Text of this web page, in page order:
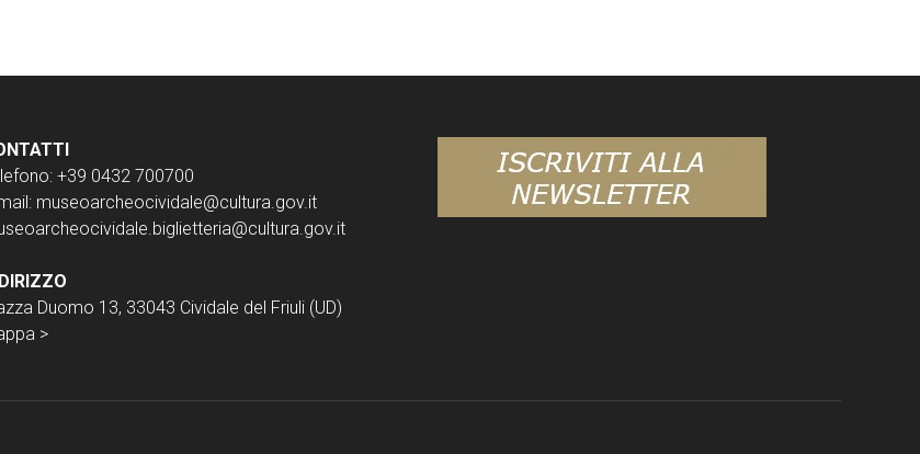
+39 0432 700700
museoarcheocividale@cultura.gov.it
Duomo 13, 33043 Cividale del Friuli (UD)
>